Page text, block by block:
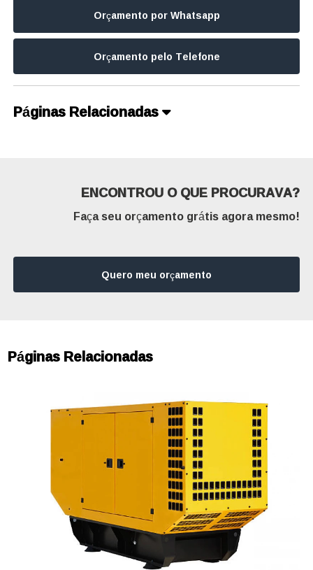
Orçamento por Whatsapp
Orçamento pelo Telefone
Páginas Relacionadas
ENCONTROU O QUE PROCURAVA?
Faça seu orçamento grátis agora mesmo!
Quero meu orçamento
Páginas Relacionadas